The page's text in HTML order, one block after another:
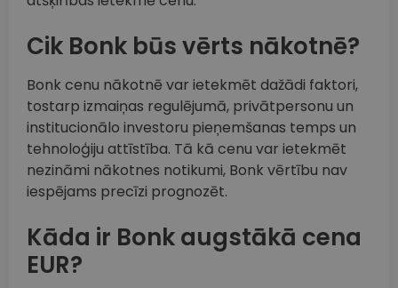
Cik Bonk būs vērts nākotnē?
Bonk cenu nākotnē var ietekmēt dažādi faktori,
tostarp izmaiņas regulējumā, privātpersonu un
institucionālo investoru pieņemšanas temps un
tehnoloģiju attīstība. Tā kā cenu var ietekmēt
nezināmi nākotnes notikumi, Bonk vērtību nav
iespējams precīzi prognozēt.
Kāda ir Bonk augstākā cena
EUR?